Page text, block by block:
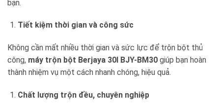
bạn.
Tiết kiệm thời gian và công sức
Không cần mất nhiều thời gian và sức lực để trộn bột thủ
công, máy trộn bột Berjaya 30l BJY-BM30 giúp bạn hoàn
thành nhiệm vụ một cách nhanh chóng, hiệu quả.
Chất lượng trộn đều, chuyên nghiệp